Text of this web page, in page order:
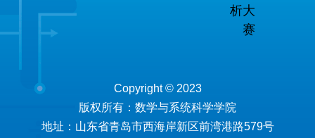
析大
赛
Copyright © 2023
版权所有：数学与系统科学学院
地址：山东省青岛市西海岸新区前湾港路579号